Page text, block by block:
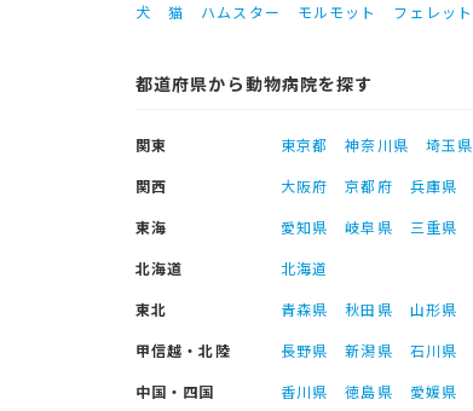
犬 猫 ハムスター モルモット フェレット
都道府県から動物病院を探す
関東 東京都 神奈川県 埼玉県
関西
大阪府 京都府 兵庫県
東海
愛知県 岐阜県 三重県
北海道
北海道
東北
青森県 秋田県 山形県
甲信越・北陸
長野県 新潟県 石川県
中国・四国
香川県 徳島県 愛媛県